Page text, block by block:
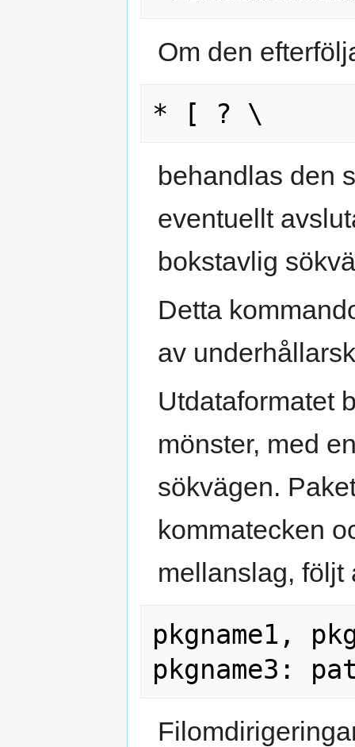
Om den
behandlas den
eventuellt
bokstavlig
Detta
av
Utdataformatet
mönster, med
sökvägen.
kommatecken
mellanslag, följt
pkgname1,